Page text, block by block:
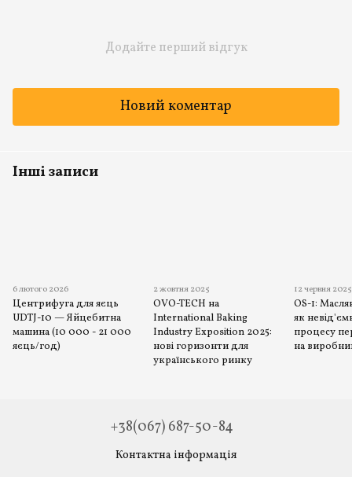
Додайте перший відгук
Новий коментар
Інші записи
6 лютого 2026
Центрифуга для яєць
UDTJ-10 — Яйцебитна
машина (10 000 - 21 000
яєць/год)
2 жовтня 2025
OVO-TECH на
International Baking
Industry Exposition 2025:
нові горизонти для
українського ринку
12 червня 2025
OS-1:
як
процесу
на
+38(067) 687-50-84
Контактна інформація